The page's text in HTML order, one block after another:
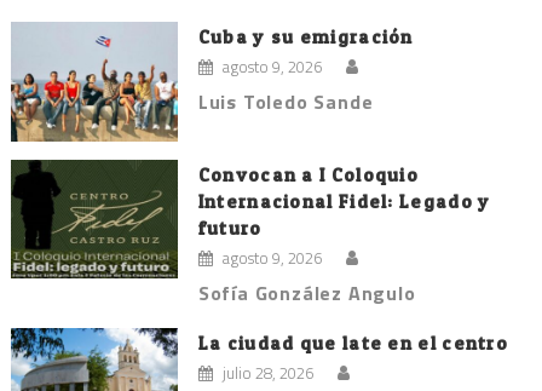
Cuba y su emigración
agosto 9, 2026
Luis Toledo Sande
Convocan a I Coloquio
Internacional Fidel: Legado y
futuro
agosto 9, 2026
Sofía González Angulo
La ciudad que late en el centro
julio 28, 2026